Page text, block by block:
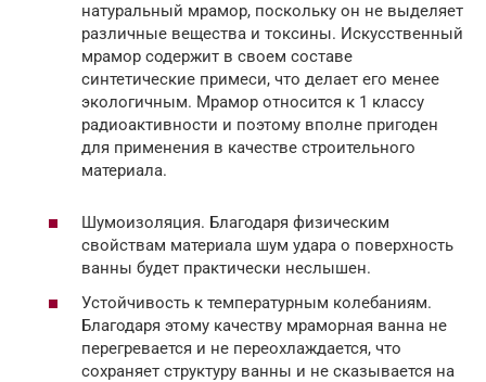
натуральный мрамор, поскольку он не выделяет
различные вещества и токсины. Искусственный
мрамор содержит в своем составе
синтетические примеси, что делает его менее
экологичным. Мрамор относится к 1 классу
радиоактивности и поэтому вполне пригоден
для применения в качестве строительного
материала.
Шумоизоляция. Благодаря физическим
свойствам материала шум удара о поверхность
ванны будет практически неслышен.
Устойчивость к температурным колебаниям.
Благодаря этому качеству мраморная ванна не
перегревается и не переохлаждается, что
сохраняет структуру ванны и не сказывается на